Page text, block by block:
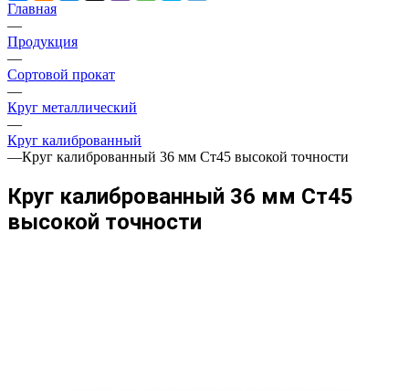
Главная
—
Продукция
—
Сортовой прокат
—
Круг металлический
—
Круг калиброванный
—Круг калиброванный 36 мм Ст45 высокой точности
Круг калиброванный 36 мм Ст45
высокой точности